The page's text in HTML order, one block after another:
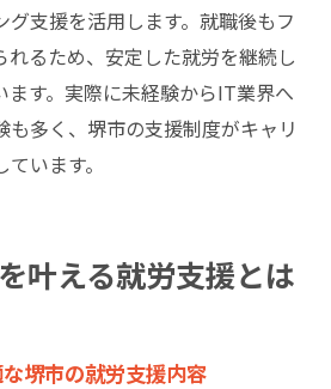
支援を活用します。就職後もフ
れるため、安定した就労を継続し
ます。実際に未経験からIT業界へ
も多く、堺市の支援制度がキャリ
います。
叶える就労支援とは
堺市の就労支援内容